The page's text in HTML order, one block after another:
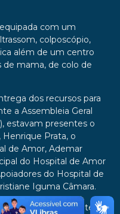
com um
colposcópio,
além de um centro
de mama, de colo de
dos recursos para
a Assembleia Geral
estavam presentes o
Prata, o
de Amor, Ademar
do Hospital de Amor
do Hospital de
Iguma Câmara.
de Amor presentes, a